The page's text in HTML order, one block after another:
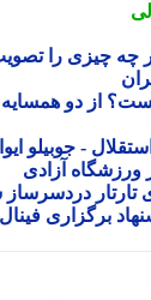
چیزی را تصویب
از دو همسایه
- جوبیلو ایواتا
دردسرساز شد